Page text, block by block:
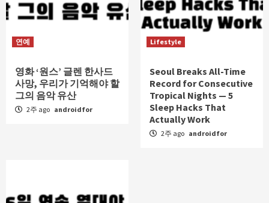
연예
영화 ‘원스’ 글렌 한사드
사망, 우리가 기억해야 할
그의 음악 유산
2주 ago androidfor
Lifestyle
Seoul Breaks All-Time
Record for Consecutive
Tropical Nights — 5
Sleep Hacks That
Actually Work
2주 ago androidfor